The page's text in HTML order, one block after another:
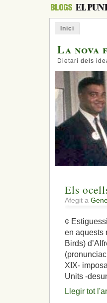
Inici
La
Dietari dels
Els
Afegit a
¢
en aquests
Birds)
XIX-
Units -
Llegir tot